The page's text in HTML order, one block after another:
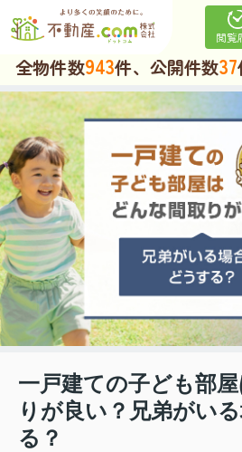
閲覧
全物件数943件、公開件数37
一戸建ての子ども部
りが良い？兄弟がい
る？